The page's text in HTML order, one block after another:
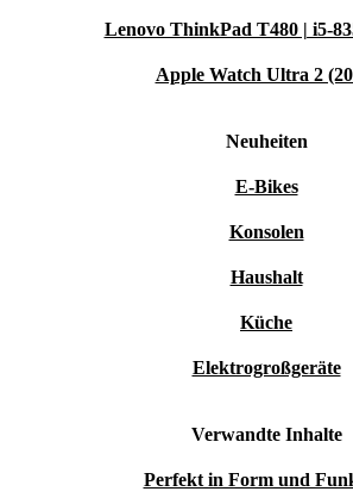
Lenovo ThinkPad T480 | i5-
Apple Watch Ultra 2
Neuheiten
E-Bikes
Konsolen
Haushalt
Küche
Elektrogroßgeräte
Verwandte Inhalte
Perfekt in Form und